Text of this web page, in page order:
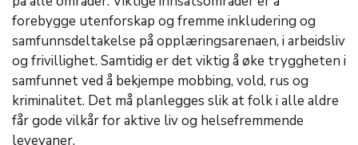
forebygge utenforskap og fremme inkludering og
samfunnsdeltakelse på opplæringsarenaen, i arbeidsliv
og frivillighet. Samtidig er det viktig å øke tryggheten i
samfunnet ved å bekjempe mobbing, vold, rus og
kriminalitet. Det må planlegges slik at folk i alle aldre
får gode vilkår for aktive liv og helsefremmende
levevaner.